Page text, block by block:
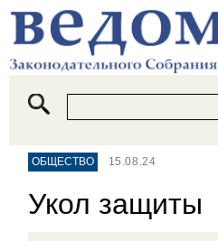
ОБЩЕСТВО 15.08.24
Укол защиты